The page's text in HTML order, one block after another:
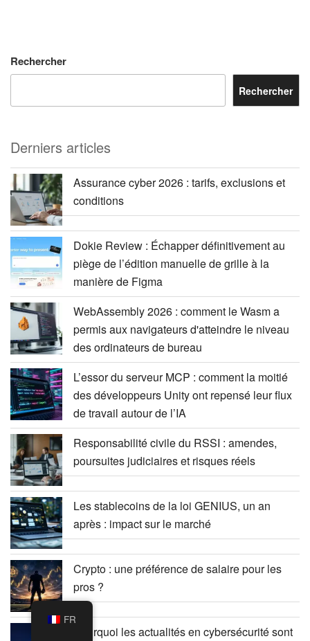
Rechercher
Rechercher
Derniers articles
Assurance cyber 2026 : tarifs, exclusions et
conditions
Dokie Review : Échapper définitivement au
piège de l’édition manuelle de grille à la
manière de Figma
WebAssembly 2026 : comment le Wasm a
permis aux navigateurs d'atteindre le niveau
des ordinateurs de bureau
L’essor du serveur MCP : comment la moitié
des développeurs Unity ont repensé leur flux
de travail autour de l’IA
Responsabilité civile du RSSI : amendes,
poursuites judiciaires et risques réels
Les stablecoins de la loi GENIUS, un an
après : impact sur le marché
Crypto : une préférence de salaire pour les
pros ?
Pourquoi les actualités en cybersécurité sont
FR